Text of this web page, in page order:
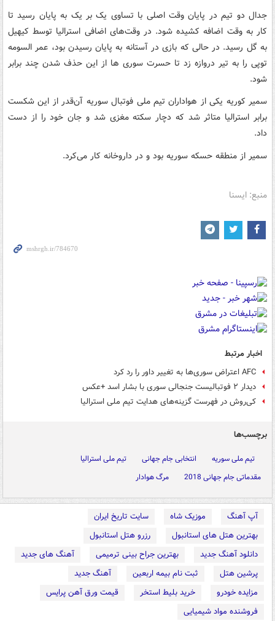
جدال دو تیم در پایان وقت اصلی با تساوی یک بر یک به پایان رسید تا
کار به وقت اضافه کشیده شود. در وقت‌های اضافی استرالیا توسط کیهیل
به گل رسید. در حالی که بازی در آستانه به پایان رسیدن بود، عمر السومه
توپی را به تیر دروازه زد تا حسرت سوری ها از این حذف شدن چند برابر
شود.
سمیر کوریه یکی از هواداران تیم ملی فوتبال سوریه آن‌قدر از این شکست
برابر استرالیا متاثر شد که دچار سکته مغزی شد و جان خود را از دست
داد.
سمیر از منطقه حسکه سوریه بود و در داروخانه کار می‌کرد.
منبع: ایسنا
اخبار مرتبط
AFC اعتراض سوری‌ها به تغییر داور را رد کرد
دیدار ۲ فوتبالیست‌ جنجالی سوری با بشار اسد +عکس
کی‌روش در فهرست گزینه‌های هدایت تیم ملی استرالیا
برچسب‌ها
تیم ملی سوریه انتخابی جام جهانی
تیم ملی استرالیا
مقدماتی جام جهانی 2018
مرگ هوادار
آپ آهنگ موزیک شاه
سایت تاریخ ایران
بهترین هتل های استانبول
رزرو هتل استانبول
دانلود آهنگ جدید
بهترین جراح بینی ترمیمی
آهنگ های جدید
پرشین هتل
ثبت نام بیمه اربعین
آهنگ جدید
مزایده خودرو
خرید بلیط استخر
قیمت ورق آهن پرایس
فروشنده مواد شیمیایی